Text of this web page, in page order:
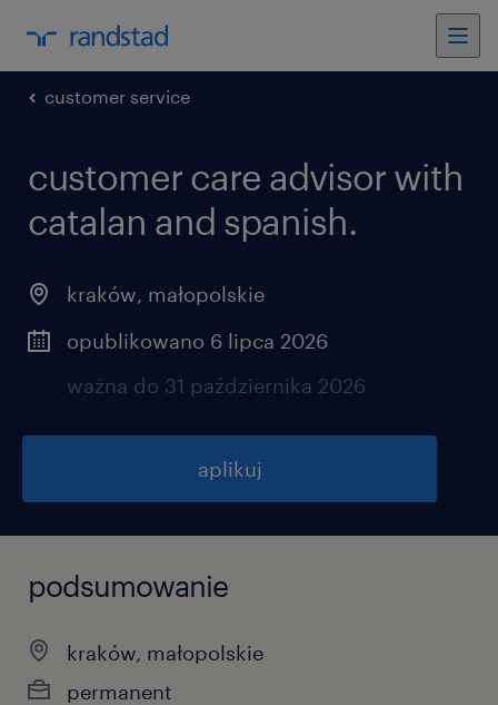
customer service
customer care advisor with
catalan and spanish.
kraków, małopolskie
opublikowano 6 lipca 2026
ważna do 31 października 2026
aplikuj
podsumowanie
kraków, małopolskie
permanent